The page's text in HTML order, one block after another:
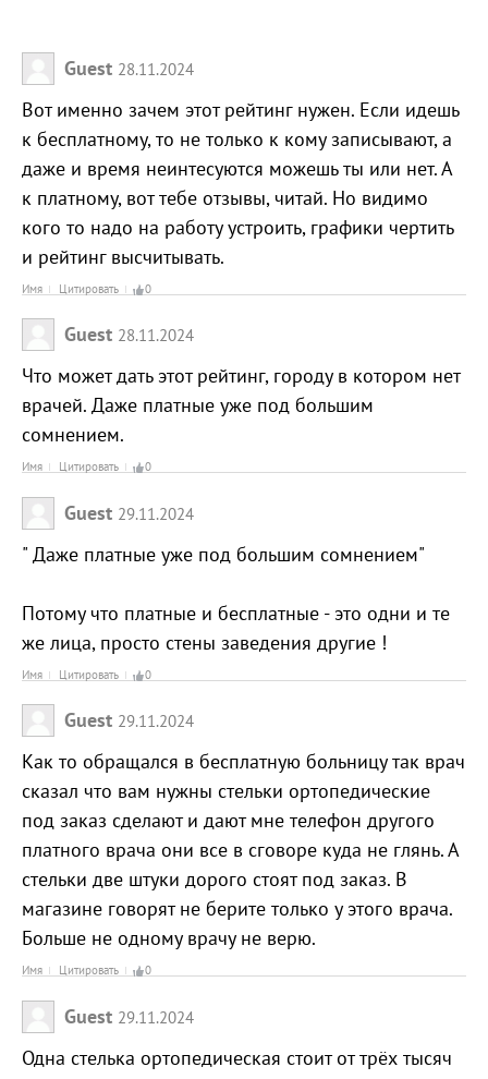
Guest 28.11.2024
Вот именно зачем этот рейтинг нужен. Если идешь
к бесплатному, то не только к кому записывают, а
даже и время неинтесуются можешь ты или нет. А
к платному, вот тебе отзывы, читай. Но видимо
кого то надо на работу устроить, графики чертить
и рейтинг высчитывать.
Имя Цитировать 0
Guest 28.11.2024
Что может дать этот рейтинг, городу в котором нет
врачей. Даже платные уже под большим
сомнением.
Имя Цитировать 0
Guest 29.11.2024
" Даже платные уже под большим сомнением"
Потому что платные и бесплатные - это одни и те
же лица, просто стены заведения другие !
Имя Цитировать 0
Guest 29.11.2024
Как то обращался в бесплатную больницу так врач
сказал что вам нужны стельки ортопедические
под заказ сделают и дают мне телефон другого
платного врача они все в сговоре куда не глянь. А
стельки две штуки дорого стоят под заказ. В
магазине говорят не берите только у этого врача.
Больше не одному врачу не верю.
Имя Цитировать 0
Guest 29.11.2024
Одна стелька ортопедическая стоит от трёх тысяч